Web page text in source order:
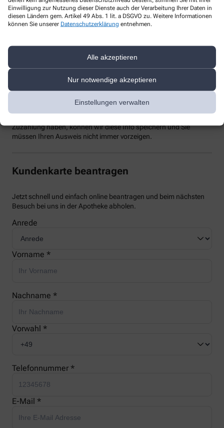
Einwilligung zur Nutzung dieser Dienste auch der Verarbeitung Ihrer Daten in
diesen Ländern gem. Artikel 49 Abs. 1 lit. a DSGVO zu. Weitere Informationen
können Sie unserer Datenschutzerklärung entnehmen.
Alle akzeptieren
Nur notwendige akzeptieren
Einstellungen verwalten
Zuzahlungen erstellen.
Nachweis Ihrer Befreiung
Zuzahlung haben, können wir diese Info speichern und Sie
müssen Ihren Ausweis nicht immer vorzeigen.
Kundenkarte beantragen
Jetzt schnell und einfach online beantragen und beim nächsten
Besuch bei uns in der Apotheke abholen.
Anrede
Vorname *
Nachname *
Vorwahl *
Telefonnummer *
E-Mail *